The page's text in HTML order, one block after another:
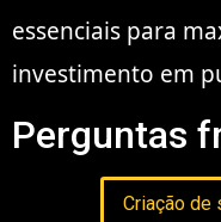
essenciais para
investimento em
Perguntas
Criação de